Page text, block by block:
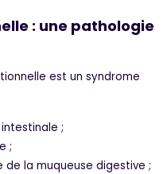
: une pathologie
est un syndrome
;
;
la muqueuse digestive ;